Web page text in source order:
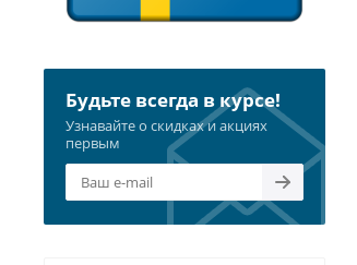
Будьте всегда в курсе!
Узнавайте о скидках и акциях
первым